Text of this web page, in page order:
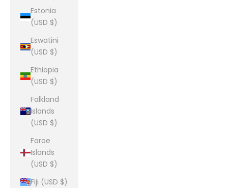
Estonia
(USD $)
Eswatini
(USD $)
Ethiopia
(USD $)
Falkland
Islands
(USD $)
Faroe
Islands
(USD $)
Fiji (USD $)